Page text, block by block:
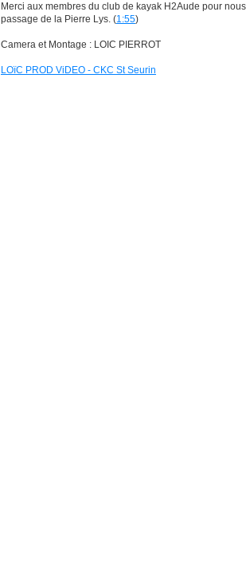
Merci aux membres du club de kayak H2Aude pour
passage de la Pierre Lys. (1:55)
Camera et Montage : LOIC PIERROT
LOïC PROD ViDEO - CKC St Seurin